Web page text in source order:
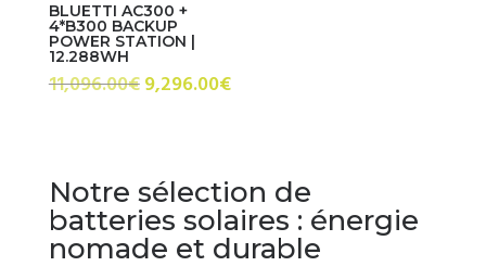
BLUETTI AC300 +
4*B300 BACKUP
POWER STATION |
12.288WH
11,096.00€Le
11,096.00€.
9,296.00€Le
9,296.00€.
Notre sélection de
batteries solaires : énergie
nomade et durable